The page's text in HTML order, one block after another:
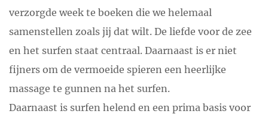
verzorgde week te boeken die we helemaal
samenstellen zoals jij dat wilt. De liefde voor de zee
en het surfen staat centraal. Daarnaast is er niet
fijners om de vermoeide spieren een heerlijke
massage te gunnen na het surfen.
Daarnaast is surfen helend en een prima basis voor